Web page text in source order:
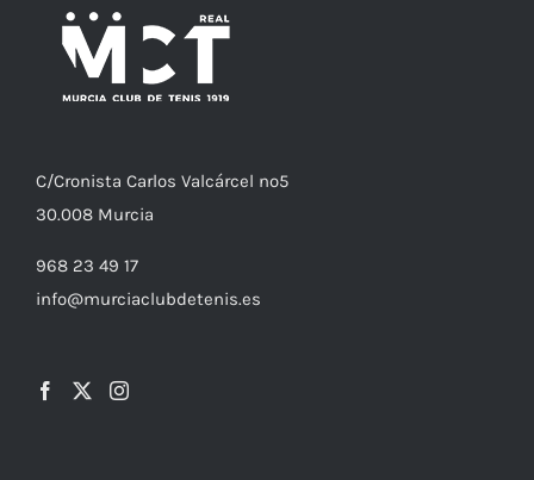
C/Cronista Carlos Valcárcel nº5
30.008 Murcia
968 23 49 17
info@murciaclubdetenis.es